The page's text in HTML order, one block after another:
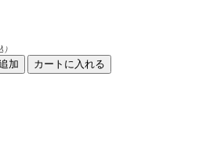
加 カートに入れる